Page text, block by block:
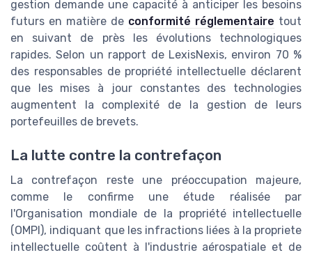
gestion demande une capacité à anticiper les besoins
futurs en matière de conformité réglementaire tout
en suivant de près les évolutions technologiques
rapides. Selon un rapport de LexisNexis, environ 70 %
des responsables de propriété intellectuelle déclarent
que les mises à jour constantes des technologies
augmentent la complexité de la gestion de leurs
portefeuilles de brevets.
La lutte contre la contrefaçon
La contrefaçon reste une préoccupation majeure,
comme le confirme une étude réalisée par
l'Organisation mondiale de la propriété intellectuelle
(OMPI), indiquant que les infractions liées à la propriete
intellectuelle coûtent à l'industrie aérospatiale et de